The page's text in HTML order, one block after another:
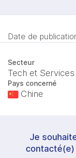
Date de
Secteur
Tech et Services
Pays concerné
Chine
Je